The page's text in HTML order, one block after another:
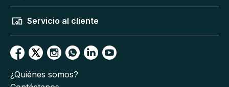
Servicio al cliente
¿Quiénes somos?